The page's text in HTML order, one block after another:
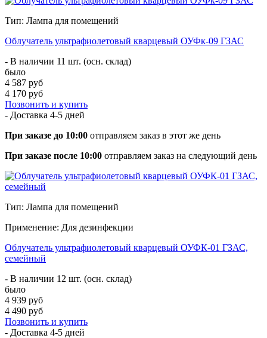
Тип: Лампа для помещений
Облучатель ультрафиолетовый кварцевый ОУФк-09 ГЗАС
- В наличии 11 шт. (осн. склад)
было
4 587 руб
4 170 руб
Позвонить и купить
- Доставка 4-5 дней
При заказе до 10:00 отправляем заказ в этот же день
При заказе после 10:00 отправляем заказ на следующий день
Тип: Лампа для помещений
Применение: Для дезинфекции
Облучатель ультрафиолетовый кварцевый ОУФК-01 ГЗАС,
семейный
- В наличии 12 шт. (осн. склад)
было
4 939 руб
4 490 руб
Позвонить и купить
- Доставка 4-5 дней